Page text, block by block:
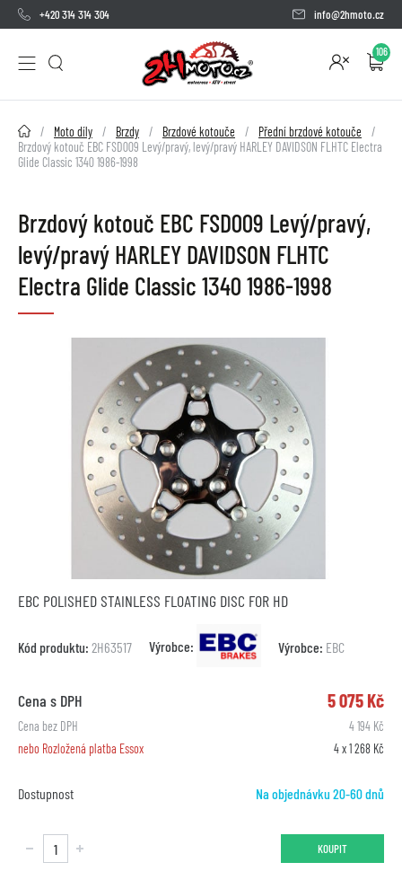
+420 314 314 304 info@2hmoto.cz
106
2HMOTO.cz Moto díly Brzdy Brzdové kotouče
Přední brzdové kotouče
Brzdový kotouč EBC FSD009 Levý/pravý, levý/pravý HARLEY DAVIDSON FLHTC Electra
Glide Classic 1340 1986-1998
Brzdový kotouč EBC FSD009 Levý/pravý,
levý/pravý HARLEY DAVIDSON FLHTC
Electra Glide Classic 1340 1986-1998
EBC POLISHED STAINLESS FLOATING DISC FOR HD
Kód produktu: 2H63517 Výrobce: Výrobce: EBC
Cena s DPH 5 075 Kč
Cena bez DPH
4 194 Kč
nebo Rozložená platba Essox
4 x 1 268 Kč
Dostupnost Na objednávku 20-60 dnů
KOUPIT